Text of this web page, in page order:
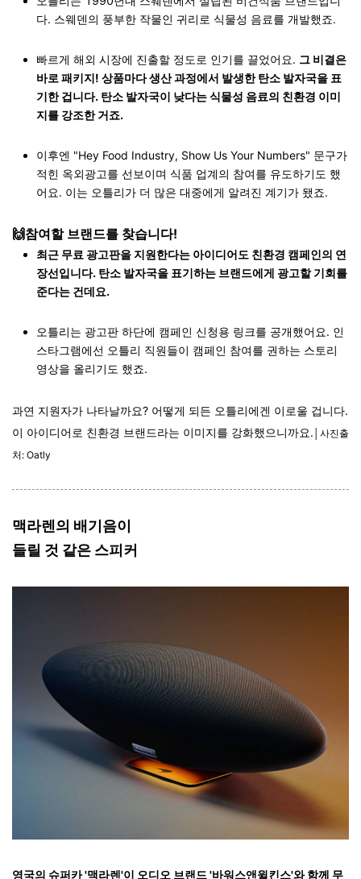
다. 스웨덴의 풍부한 작물인 귀리로 식물성 음료를 개발했죠.
빠르게 해외 시장에 진출할 정도로 인기를 끌었어요. 그 비결은
바로 패키지! 상품마다 생산 과정에서 발생한 탄소 발자국을 표
기한 겁니다. 탄소 발자국이 낮다는 식물성 음료의 친환경 이미
지를 강조한 거죠.
이후엔 "Hey Food Industry, Show Us Your Numbers" 문구가
적힌 옥외광고를 선보이며 식품 업계의 참여를 유도하기도 했
어요. 이는 오틀리가 더 많은 대중에게 알려진 계기가 됐죠.
🙌참여할 브랜드를 찾습니다!
최근 무료 광고판을 지원한다는 아이디어도 친환경 캠페인의 연
장선입니다. 탄소 발자국을 표기하는 브랜드에게 광고할 기회를
준다는 건데요.
오틀리는 광고판 하단에 캠페인 신청용 링크를 공개했어요. 인
스타그램에선 오틀리 직원들이 캠페인 참여를 권하는 스토리
영상을 올리기도 했죠.
과연 지원자가 나타날까요? 어떻게 되든 오틀리에겐 이로울 겁니다.
이 아이디어로 친환경 브랜드라는 이미지를 강화했으니까요. │사진출
처: Oatly
맥라렌의 배기음이
들릴 것 같은 스피커
영국의 슈퍼카 '맥라렌'이 오디오 브랜드 '바워스앤윌킨스'와 함께 무